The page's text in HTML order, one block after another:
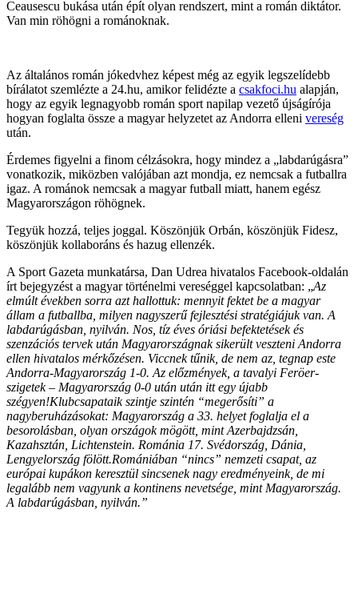
Ceausescu bukása után épít olyan rendszert, mint a román diktátor.
Van min röhögni a románoknak.
Az általános román jókedvhez képest még az egyik legszelídebb
bírálatot szemlézte a 24.hu, amikor felidézte a csakfoci.hu alapján,
hogy az egyik legnagyobb román sport napilap vezető újságírója
hogyan foglalta össze a magyar helyzetet az Andorra elleni vereség
után.
Érdemes figyelni a finom célzásokra, hogy mindez a „labdarúgásra”
vonatkozik, miközben valójában azt mondja, ez nemcsak a futballra
igaz. A románok nemcsak a magyar futball miatt, hanem egész
Magyarországon röhögnek.
Tegyük hozzá, teljes joggal. Köszönjük Orbán, köszönjük Fidesz,
köszönjük kollaboráns és hazug ellenzék.
A Sport Gazeta munkatársa, Dan Udrea hivatalos Facebook-oldalán
írt bejegyzést a magyar történelmi vereséggel kapcsolatban: „Az
elmúlt években sorra azt hallottuk: mennyit fektet be a magyar
állam a futballba, milyen nagyszerű fejlesztési stratégiájuk van. A
labdarúgásban, nyilván. Nos, tíz éves óriási befektetések és
szenzációs tervek után Magyarországnak sikerült veszteni Andorra
ellen hivatalos mérkőzésen. Viccnek tűnik, de nem az, tegnap este
Andorra-Magyarország 1-0. Az előzmények, a tavalyi Feröer-
szigetek – Magyarország 0-0 után után itt egy újabb
szégyen!Klubcsapataik szintje szintén “megerősíti” a
nagyberuházásokat: Magyarország a 33. helyet foglalja el a
besorolásban, olyan országok mögött, mint Azerbajdzsán,
Kazahsztán, Lichtenstein. Románia 17. Svédország, Dánia,
Lengyelország fölött.Romániában “nincs” nemzeti csapat, az
európai kupákon keresztül sincsenek nagy eredményeink, de mi
legalább nem vagyunk a kontinens nevetsége, mint Magyarország.
A labdarúgásban, nyilván.”